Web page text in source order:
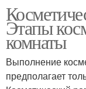
Этапы
комнаты
Выполнение
предполагает